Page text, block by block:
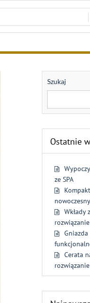
Szukaj
Ostatnie
ze SPA
Wkłady
Cerata